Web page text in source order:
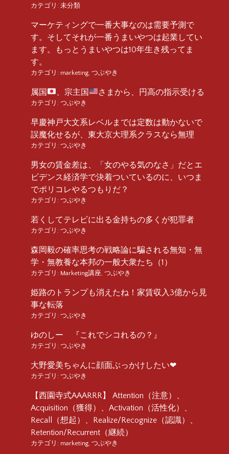
カテゴリ: 未分類
マーケティングで一番大事なのは需要予測で
す。そしてそれが一番うまいやつは起業してい
ます。もっとうまいやつは10年生き残ってま
す。
カテゴリ: marketing つぶやき
属国 、宗主国 さまから、円高の指示受ける
カテゴリ: つぶやき
早慶神戸大文系レベルまでは定数は動かないで
誤魔化せるが、東大京大理系クラスなら無理
カテゴリ: つぶやき
男女の賃金差は、「女のやる気のなさ」だとエ
ビデンス経済学で決着ついているのに、いつま
でポリコレやるつもりだ？
カテゴリ: つぶやき
若くしてテレビに出る金持ちの多くが犯罪者
カテゴリ: つぶやき
森岡毅の確率思考の戦略論に騙される無知・無
学・無教養な本邦の一般大衆たち（1）
カテゴリ: Marketing講座 つぶやき
姫路のトランプも消えたね！家賃収入3億から見
事な転落
カテゴリ: つぶやき
ゆのしー 『これでシコれるの？』
カテゴリ: つぶやき
大野愛美ちゃんに顔面ぶっかけしたい❤︎
カテゴリ: つぶやき
【西園寺式AAARRR】 Attention（注意）、
Acquisition（獲得）、Activation（活性化）、
Recall（想起）、Realize/Recognize（認識）、
Retention/Recurrent（継続）
カテゴリ: marketing つぶやき